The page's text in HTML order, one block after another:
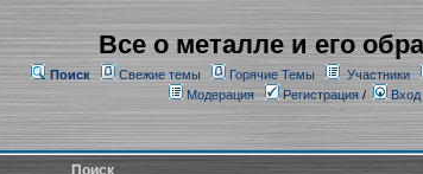
Все о металле и его
Поиск Свежие темы Горячие Темы Участники
Модерация
Регистрация/ Вход
Поиск